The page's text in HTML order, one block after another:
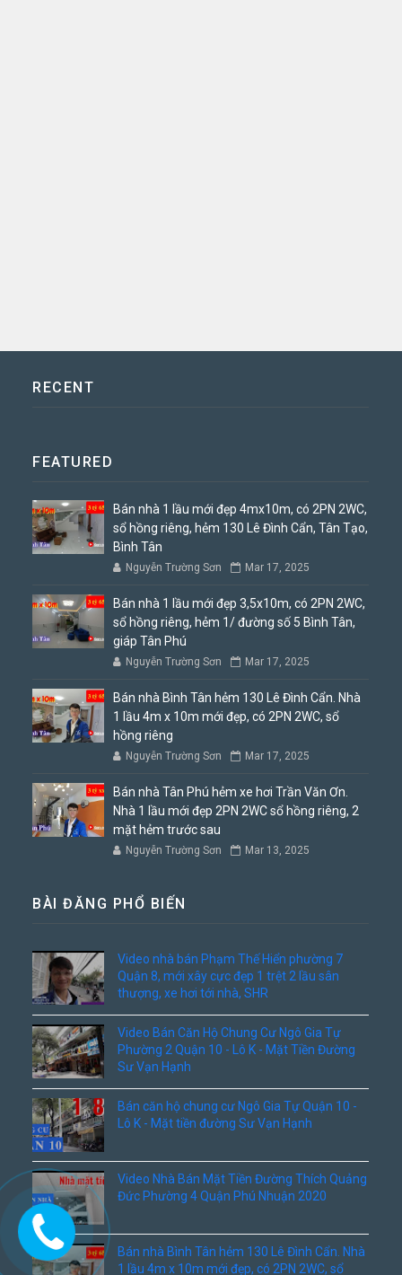
RECENT
FEATURED
Bán nhà 1 lầu mới đẹp 4mx10m, có 2PN 2WC,
sổ hồng riêng, hẻm 130 Lê Đình Cẩn, Tân Tạo,
Bình Tân
Nguyễn Trường Sơn Mar 17, 2025
Bán nhà 1 lầu mới đẹp 3,5x10m, có 2PN 2WC,
sổ hồng riêng, hẻm 1/ đường số 5 Bình Tân,
giáp Tân Phú
Nguyễn Trường Sơn Mar 17, 2025
Bán nhà Bình Tân hẻm 130 Lê Đình Cẩn. Nhà
1 lầu 4m x 10m mới đẹp, có 2PN 2WC, sổ
hồng riêng
Nguyễn Trường Sơn Mar 17, 2025
Bán nhà Tân Phú hẻm xe hơi Trần Văn Ơn.
Nhà 1 lầu mới đẹp 2PN 2WC sổ hồng riêng, 2
mặt hẻm trước sau
Nguyễn Trường Sơn Mar 13, 2025
BÀI ĐĂNG PHỔ BIẾN
Video nhà bán Phạm Thế Hiển phường 7
Quận 8, mới xây cực đẹp 1 trệt 2 lầu sân
thượng, xe hơi tới nhà, SHR
Video Bán Căn Hộ Chung Cư Ngô Gia Tự
Phường 2 Quận 10 - Lô K - Mặt Tiền Đường
Sư Vạn Hạnh
Bán căn hộ chung cư Ngô Gia Tự Quận 10 -
Lô K - Mặt tiền đường Sư Vạn Hạnh
Video Nhà Bán Mặt Tiền Đường Thích Quảng
Đức Phường 4 Quận Phú Nhuận 2020
Bán nhà Bình Tân hẻm 130 Lê Đình Cẩn. Nhà
1 lầu 4m x 10m mới đẹp, có 2PN 2WC, sổ